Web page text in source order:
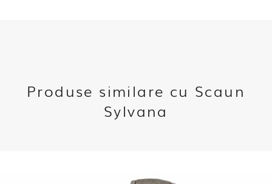
Produse similare cu Scaun
Sylvana